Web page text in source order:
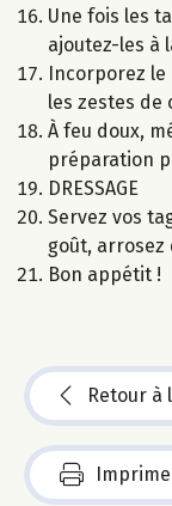
Une fois les
ajoutez-les à
Incorporez le
les zestes de
À feu doux,
préparation
DRESSAGE
Servez vos
goût,
Bon appétit !
Retour à